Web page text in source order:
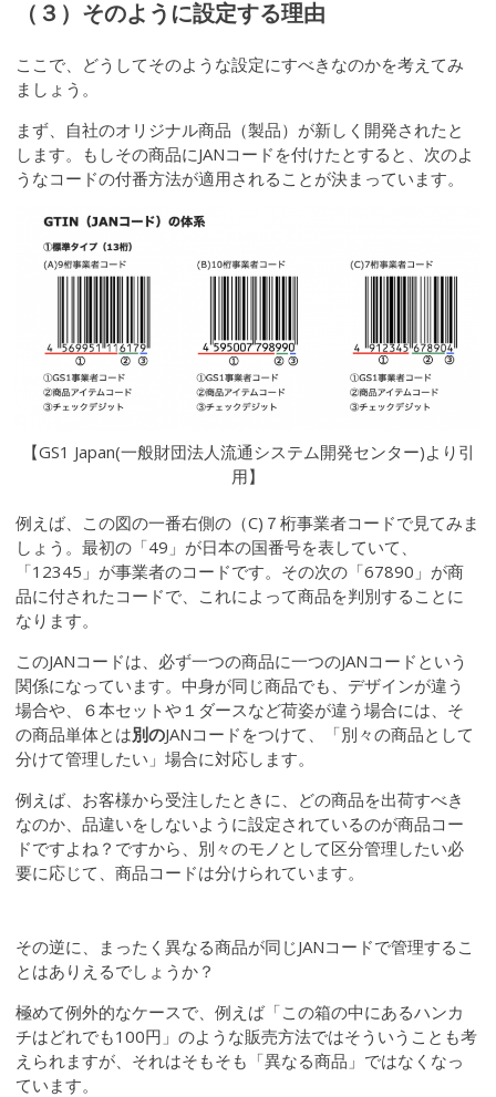
（３）そのように設定する理由
ここで、どうしてそのような設定にすべきなのかを考えてみ
ましょう。
まず、自社のオリジナル商品（製品）が新しく開発されたと
します。もしその商品にJANコードを付けたとすると、次のよ
うなコードの付番方法が適用されることが決まっています。
【GS1 Japan(一般財団法人流通システム開発センター)より引
用】
例えば、この図の一番右側の（C)７桁事業者コードで見てみま
しょう。最初の「49」が日本の国番号を表していて、
「12345」が事業者のコードです。その次の「67890」が商
品に付されたコードで、これによって商品を判別することに
なります。
このJANコードは、必ず一つの商品に一つのJANコードという
関係になっています。中身が同じ商品でも、デザインが違う
場合や、６本セットや１ダースなど荷姿が違う場合には、そ
の商品単体とは別のJANコードをつけて、「別々の商品として
分けて管理したい」場合に対応します。
例えば、お客様から受注したときに、どの商品を出荷すべき
なのか、品違いをしないように設定されているのが商品コー
ドですよね？ですから、別々のモノとして区分管理したい必
要に応じて、商品コードは分けられています。
その逆に、まったく異なる商品が同じJANコードで管理するこ
とはありえるでしょうか？
極めて例外的なケースで、例えば「この箱の中にあるハンカ
チはどれでも100円」のような販売方法ではそういうことも考
えられますが、それはそもそも「異なる商品」ではなくなっ
ています。